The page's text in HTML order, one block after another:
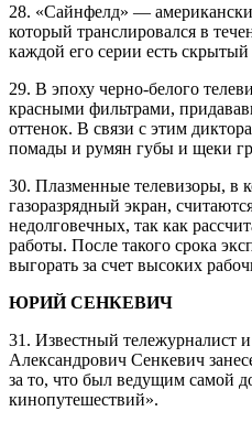
28. «Сайнфелд» —
который транслировался в
каждой его серии есть
29. В эпоху черно-белого
красными фильтрами,
оттенок. В связи с этим
помады и румян губы и щеки
30. Плазменные телевизоры, в
газоразрядный экран,
недолговечных, так как
работы. После такого срока
выгорать за счет высоких
ЮРИЙ СЕНКЕВИЧ
31. Известный тележурналист
Александрович Сенкевич
за то, что был ведущим самой
кинопутешествий».